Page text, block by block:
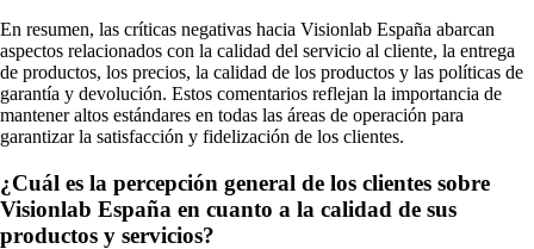
En resumen, las críticas negativas hacia Visionlab España abarcan
aspectos relacionados con la calidad del servicio al cliente, la entrega
de productos, los precios, la calidad de los productos y las políticas de
garantía y devolución. Estos comentarios reflejan la importancia de
mantener altos estándares en todas las áreas de operación para
garantizar la satisfacción y fidelización de los clientes.
¿Cuál es la percepción general de los clientes sobre
Visionlab España en cuanto a la calidad de sus
productos y servicios?